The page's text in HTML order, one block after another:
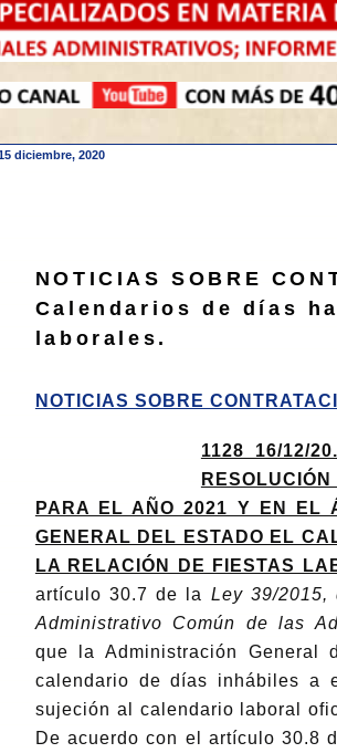
NOTICIAS SOBRE
Calendarios de días
laborales.
diciembre, 2020
NOTICIAS SOBRE
1128_16/12/
PARA EL AÑO 2021 Y EN EL
GENERAL DEL ESTADO EL
LA RELACIÓN DE FIESTAS
artículo 30.7 de la Ley 39/2015,
Administrativo Común de las
que la Administración General
calendario de días inhábiles a
sujeción al calendario laboral
De acuerdo con el artículo 30.8